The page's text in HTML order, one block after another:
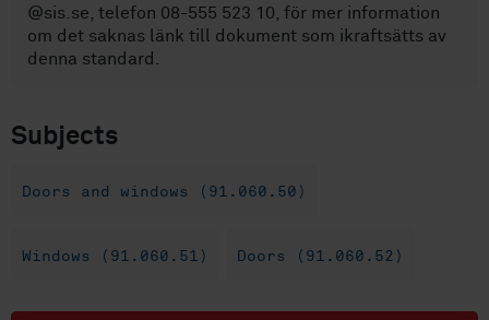
@sis.se, telefon 08-555 523 10, för mer information
om det saknas länk till dokument som ikraftsätts av
denna standard.
Subjects
Doors and windows (91.060.50)
Windows (91.060.51) Doors (91.060.52)